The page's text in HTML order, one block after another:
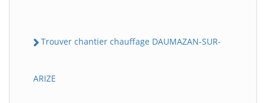
Trouver chantier chauffage DAUMAZAN-SUR-
ARIZE